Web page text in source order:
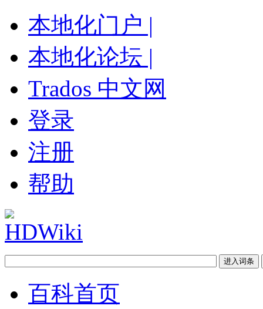
本地化门户 |
本地化论坛 |
Trados 中文网
登录
注册
帮助
百科首页